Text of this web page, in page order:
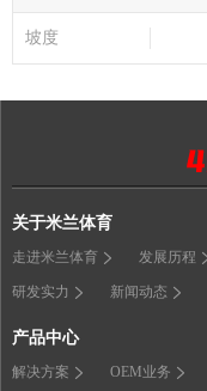
坡度
关于米兰体育
走进米兰体育 发展历程
研发实力 新闻动态
产品中心
解决方案 OEM业务